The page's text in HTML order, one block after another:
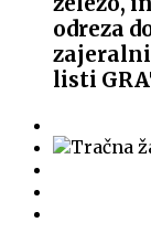
odreza
zajeralni
listi